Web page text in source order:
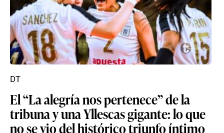
El “La alegría nos pertenece” de la
tribuna y una Yllescas gigante: lo que
no se vio del histórico triunfo íntimo
DT